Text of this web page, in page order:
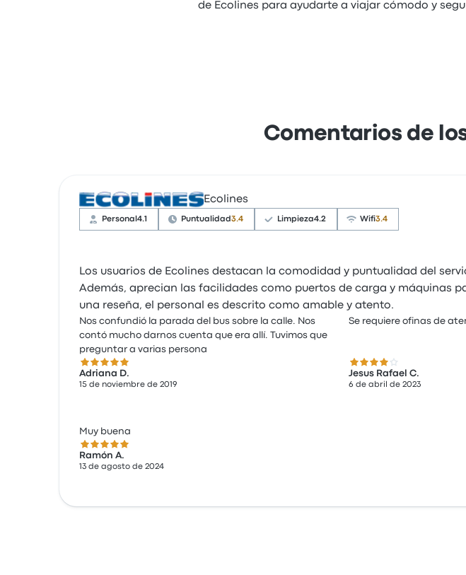
de Ecolines para ayudarte a viajar cómodo y
Comentarios de
Ecolines
Personal 4.1 Puntualidad 3.4 Limpieza4.2 Wifi3.4
Los usuarios de Ecolines destacan la comodidad y puntualidad del
Además, aprecian las facilidades como puertos de carga y máquinas
una reseña, el personal es descrito como amable y atento.
Nos confundió la parada del bus sobre la calle. Nos
contó mucho darnos cuenta que era allí. Tuvimos que
preguntar a varias persona
5.0 de 5 estrellas
Adriana D.
15 de noviembre de 2019
Se requiere ofinas de
4.0 de 5 estrellas
Jesus Rafael C.
6 de abril de 2023
Muy buena
5.0 de 5 estrellas
Ramón A.
13 de agosto de 2024